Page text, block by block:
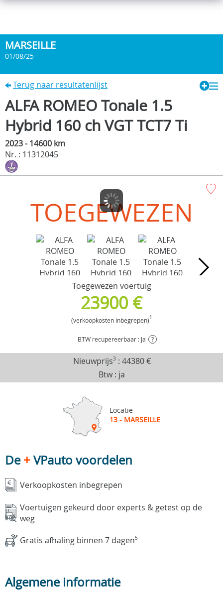
MARSEILLE
01/08/25
Terug naar resultatenlijst
ALFA ROMEO Tonale 1.5
Hybrid 160 ch VGT TCT7 Ti
2023 - 14600 km
Nr. : 11312045
TOEGEWEZEN
Toegewezen voertuig
23900 €
(verkoopkosten inbegrepen)1
BTW recupereerbaar : Ja ?
Nieuwprijs3 :44380 €
Btw : ja
Locatie
13 - MARSEILLE
De+VPauto voordelen
Verkoopkosten inbegrepen
Voertuigen gekeurd door experts & getest op de
weg
Gratis afhaling binnen 7 dagen5
Algemene informatie